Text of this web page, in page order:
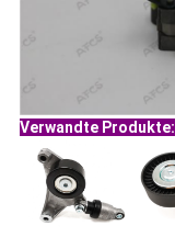
Verwandte Produkte: